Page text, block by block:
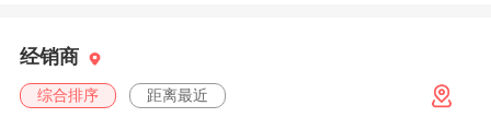
经销商
综合排序 距离最近